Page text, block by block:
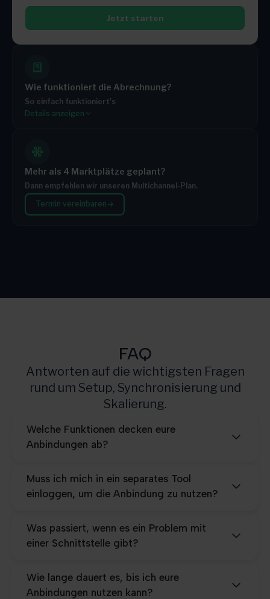
Jetzt starten
Wie funktioniert die Abrechnung?
So einfach funktioniert's
Details anzeigen
Jedes Paket enthält ein festes monatliches Kontingent
Brauchst du mehr? Du zahlst nur die zusätzlichen
Aufträge
Je größer dein Paket, desto günstiger der Preis pro
Zusatzauftrag
Monatlich kündbar – keine Mindestlaufzeit
Mehr als 4 Marktplätze geplant?
Dann empfehlen wir unseren Multichannel-Plan.
Termin vereinbaren
FAQ
Antworten auf die wichtigsten Fragen
rund um Setup, Synchronisierung und
Skalierung.
Welche Funktionen decken eure
Anbindungen ab?
Muss ich mich in ein separates Tool
einloggen, um die Anbindung zu nutzen?
Was passiert, wenn es ein Problem mit
einer Schnittstelle gibt?
Wie lange dauert es, bis ich eure
Anbindungen nutzen kann?